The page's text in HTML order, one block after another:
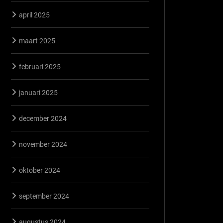
april 2025
maart 2025
februari 2025
januari 2025
december 2024
november 2024
oktober 2024
september 2024